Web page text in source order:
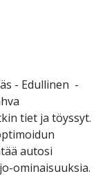
- Edullinen -
tiet ja töyssyt.
autosi
ominaisuuksia.